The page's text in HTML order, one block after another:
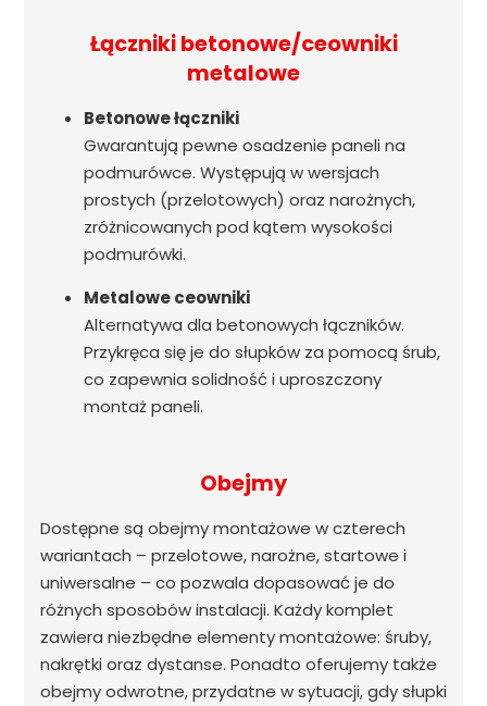
Łączniki betonowe/ceowniki
metalowe
Betonowe łączniki
Gwarantują pewne osadzenie paneli na
podmurówce. Występują w wersjach
prostych (przelotowych) oraz narożnych,
zróżnicowanych pod kątem wysokości
podmurówki.
Metalowe ceowniki
Alternatywa dla betonowych łączników.
Przykręca się je do słupków za pomocą śrub,
co zapewnia solidność i uproszczony
montaż paneli.
Obejmy
Dostępne są obejmy montażowe w czterech
wariantach – przelotowe, narożne, startowe i
uniwersalne – co pozwala dopasować je do
różnych sposobów instalacji. Każdy komplet
zawiera niezbędne elementy montażowe: śruby,
nakrętki oraz dystanse. Ponadto oferujemy także
obejmy odwrotne, przydatne w sytuacji, gdy słupki